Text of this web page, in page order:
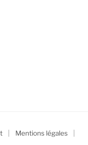
Mentions légales